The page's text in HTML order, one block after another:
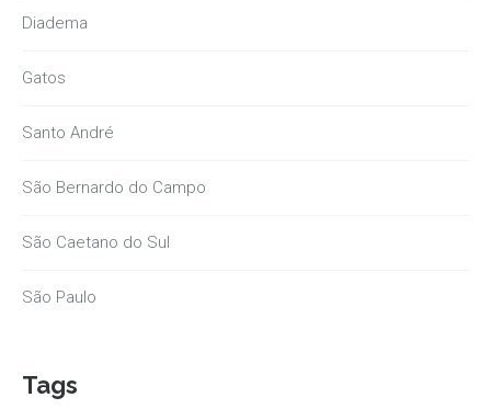
Diadema
Gatos
Santo André
São Bernardo do Campo
São Caetano do Sul
São Paulo
Tags